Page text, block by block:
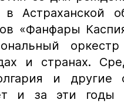
Астраханской
«Фанфары
и странах.
и другие
и за эти годы